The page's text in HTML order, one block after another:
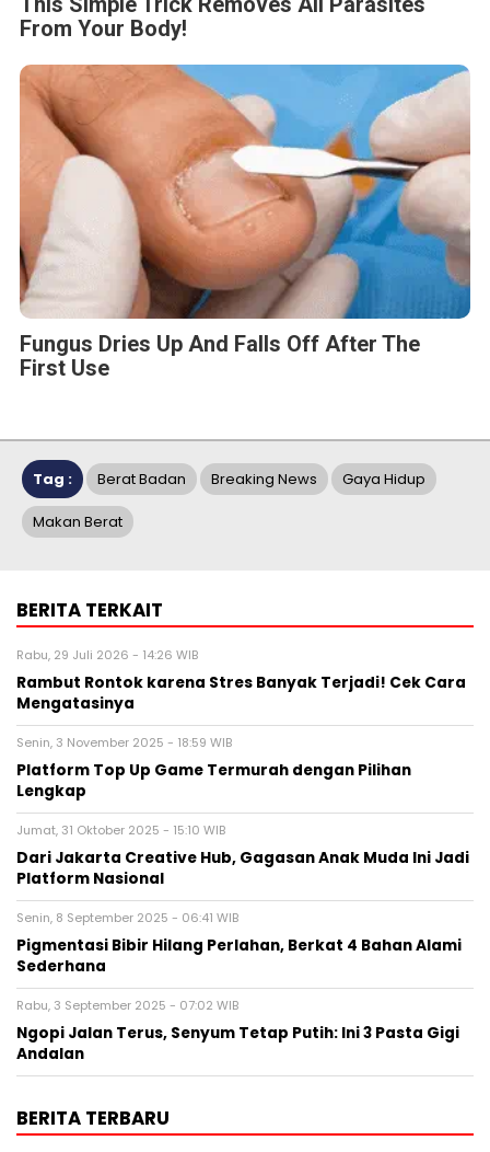
From Your Body!
Fungus Dries Up And Falls Off After The
First Use
Tag : Berat Badan Breaking News Gaya Hidup
Makan Berat
BERITA TERKAIT
Rabu, 29 Juli 2026 - 14:26 WIB
Rambut Rontok karena Stres Banyak Terjadi! Cek Cara
Mengatasinya
Senin, 3 November 2025 - 18:59 WIB
Platform Top Up Game Termurah dengan Pilihan
Lengkap
Jumat, 31 Oktober 2025 - 15:10 WIB
Dari Jakarta Creative Hub, Gagasan Anak Muda Ini Jadi
Platform Nasional
Senin, 8 September 2025 - 06:41 WIB
Pigmentasi Bibir Hilang Perlahan, Berkat 4 Bahan Alami
Sederhana
Rabu, 3 September 2025 - 07:02 WIB
Ngopi Jalan Terus, Senyum Tetap Putih: Ini 3 Pasta Gigi
Andalan
BERITA TERBARU